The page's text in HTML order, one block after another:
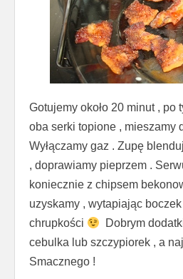
Gotujemy około 20 minut , po
oba serki topione , mieszamy
Wyłączamy gaz . Zupę
, doprawiamy pieprzem .
koniecznie z chipsem
uzyskamy , wytapiając
chrupkości
Dobrym
cebulka lub szczypiorek , a
Smacznego !